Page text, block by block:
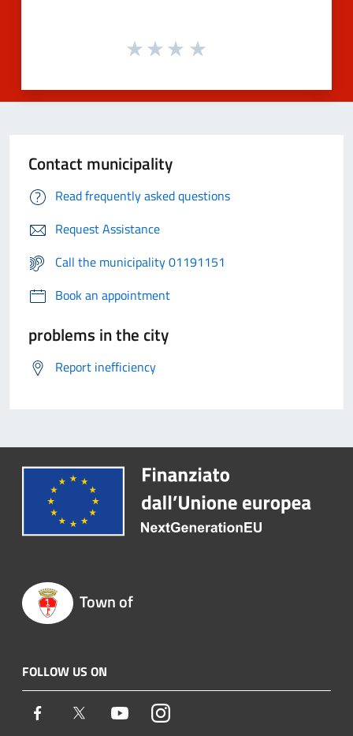
Contact municipality
Read frequently asked questions
Request Assistance
Call the municipality 01191151
Book an appointment
problems in the city
Report inefficiency
Town of
FOLLOW US ON
Facebook Twitter YoutubeInstagram